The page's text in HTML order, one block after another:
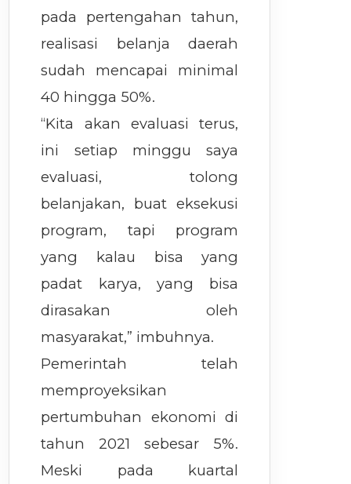
pada pertengahan tahun,
realisasi belanja daerah
sudah mencapai minimal
40 hingga 50%.
“Kita akan evaluasi terus,
ini setiap minggu saya
evaluasi, tolong
belanjakan, buat eksekusi
program, tapi program
yang kalau bisa yang
padat karya, yang bisa
dirasakan oleh
masyarakat,” imbuhnya.
Pemerintah telah
memproyeksikan
pertumbuhan ekonomi di
tahun 2021 sebesar 5%.
Meski pada kuartal